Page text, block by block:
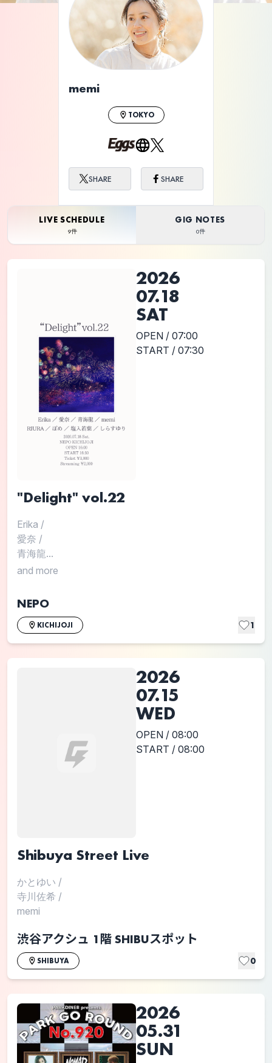
ライブ体験をもっと楽しく、もっと便利
に。
memi
TOKYO
SHARE SHARE
LIVE SCHEDULE
9件
GIG NOTES
0件
2026
07.18
SAT
OPEN / 07:00
START / 07:30
"Delight" vol.22
Erika /
愛奈 /
青海龍...
and more
NEPO
KICHIJOJI 1
2026
07.15
WED
OPEN / 08:00
START / 08:00
Shibuya Street Live
かとゆい /
寺川佐希 /
memi
渋谷アクシュ 1階 SHIBUスポット
SHIBUYA 0
2026
05.31
SUN